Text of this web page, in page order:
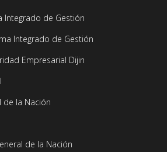
Integrado de Gestión
Integrado de Gestión
Empresarial Dijin
de la Nación
de la Nación